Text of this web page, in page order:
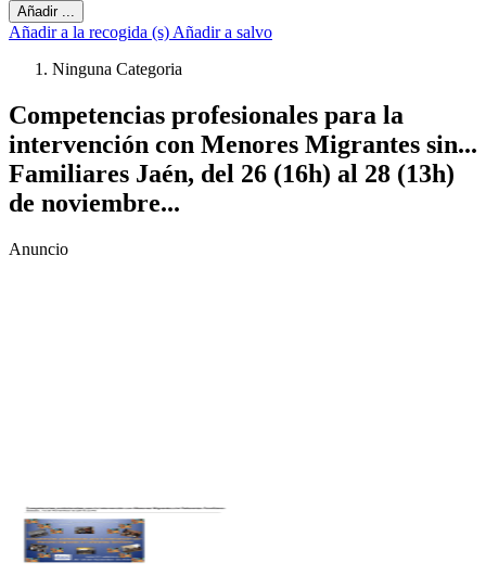
Añadir ...
Añadir a la recogida (s) Añadir a salvo
Ninguna Categoria
Competencias profesionales para la
intervención con Menores Migrantes sin...
Familiares Jaén, del 26 (16h) al 28 (13h)
de noviembre...
Anuncio